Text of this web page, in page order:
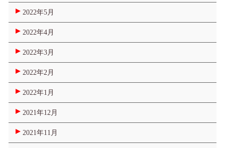
2022年5月
2022年4月
2022年3月
2022年2月
2022年1月
2021年12月
2021年11月